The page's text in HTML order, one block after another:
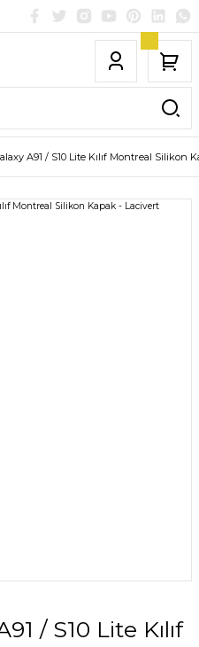
A91 / S10 Lite Kılıf Montreal Silikon
/ S10 Lite Kılıf